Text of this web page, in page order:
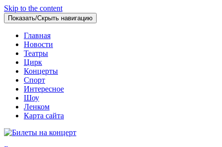
Skip to the content
Показать/Скрыть навигацию
Главная
Новости
Театры
Цирк
Концерты
Спорт
Интересное
Шоу
Ленком
Карта сайта